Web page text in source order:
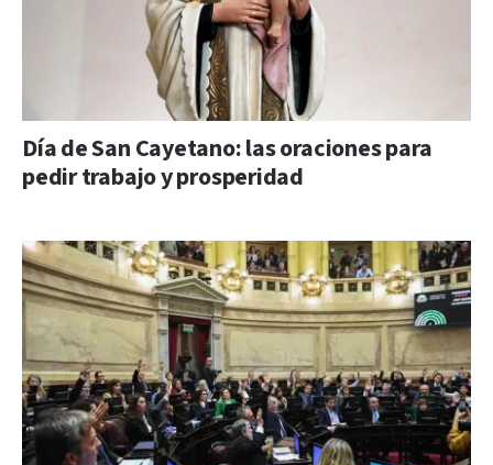
Día de San Cayetano: las oraciones para
pedir trabajo y prosperidad